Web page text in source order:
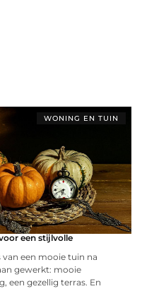
WONING EN TUIN
een stijlvolle
een mooie tuin na
gewerkt: mooie
een gezellig terras. En